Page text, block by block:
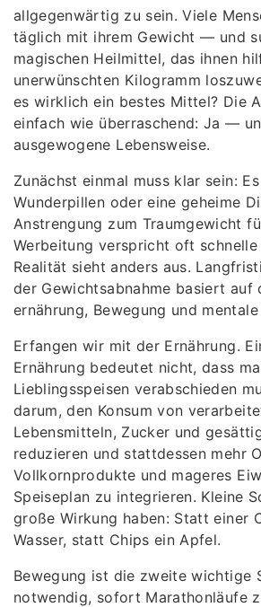
allgegenwärtig zu sein. Viele
täglich mit ihrem Gewicht — und
magischen Heilmittel, das ihnen
unerwünschten Kilogramm
es wirklich ein bestes Mittel? Die
einfach wie überraschend: Ja —
ausgewogene Lebensweise.
Zunächst einmal muss klar sein:
Wunderpillen oder eine geheime
Anstrengung zum Traumgewicht
Werbeitung verspricht oft
Realität sieht anders aus.
der Gewichtsabnahme basiert auf
ernährung, Bewegung und
Erfangen wir mit der Ernährung.
Ernährung bedeutet nicht, dass
Lieblingsspeisen verabschieden
darum, den Konsum von
Lebensmitteln, Zucker und
reduzieren und stattdessen mehr
Vollkornprodukte und mageres
Speiseplan zu integrieren. Kleine
große Wirkung haben: Statt einer
Wasser, statt Chips ein Apfel.
Bewegung ist die zweite wichtige
notwendig, sofort Marathonläufe